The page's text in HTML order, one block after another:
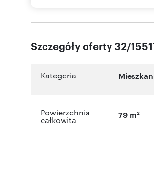
Szczegóły oferty 32/
Kategoria
Powierzchnia
całkowita
79 m2